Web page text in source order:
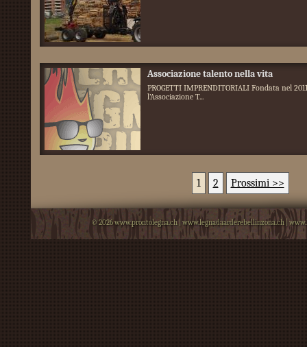
Associazione talento nella vita
PROGETTI IMPRENDITORIALI Fondata nel
l’Associazione T...
1 2 Prossimi >>
© 2026www.prontolegna.ch| www.legnadaarderebellinzona.ch|